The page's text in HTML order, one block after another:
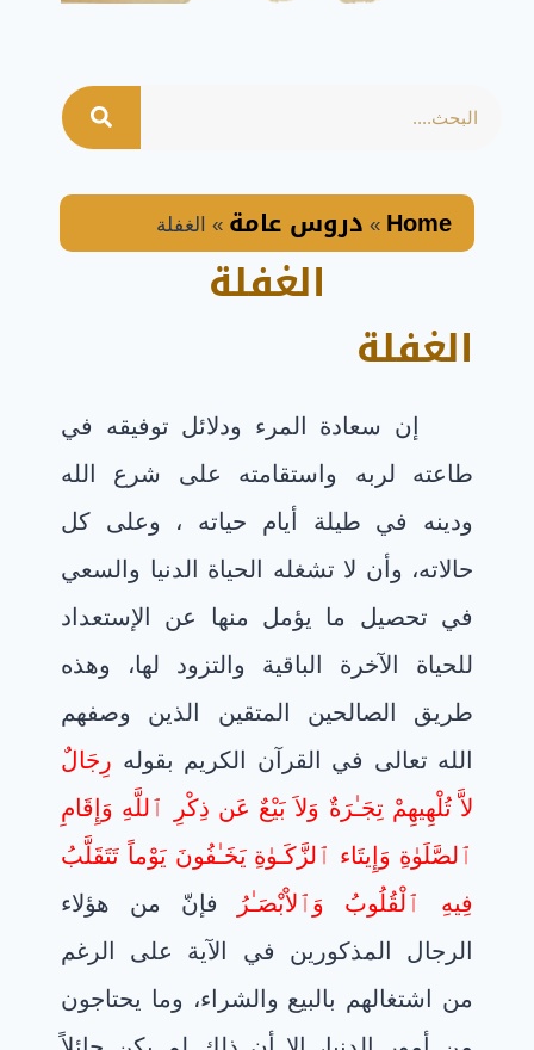
الغفلة
Home
» دروس عامة » الغفلة
الغفلة
إن سعادة المرء ودلائل توفيقه في
طاعته لربه واستقامته على شرع الله
ودينه في طيلة أيام حياته ، وعلى كل
حالاته، وأن لا تشغله الحياة الدنيا والسعي
في تحصيل ما يؤمل منها عن الإستعداد
للحياة الآخرة الباقية والتزود لها، وهذه
طريق الصالحين المتقين الذين وصفهم
الله تعالى في القرآن الكريم بقوله رِجَالٌ
لاَّ تُلْهِيهِمْ تِجَـٰرَةٌ وَلاَ بَيْعٌ عَن ذِكْرِ ٱللَّهِ وَإِقَامِ
ٱلصَّلَوٰةِ وَإِيتَاء ٱلزَّكَـوٰةِ يَخَـٰفُونَ يَوْماً تَتَقَلَّبُ
فِيهِ ٱلْقُلُوبُ وَٱلاْبْصَـٰرُ
فإنّ من هؤلاء
الرجال المذكورين في الآية على الرغم
من اشتغالهم بالبيع والشراء، وما يحتاجون